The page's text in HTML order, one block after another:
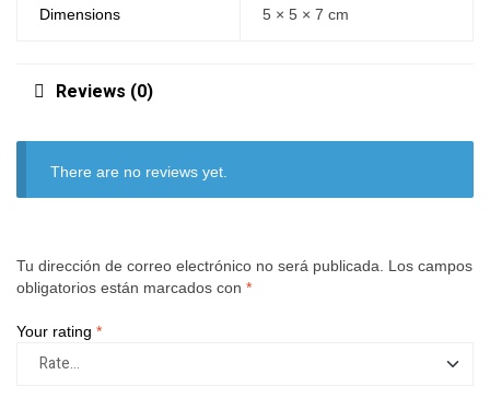
Dimensions 5 × 5 × 7 cm
Reviews (0)
There are no reviews yet.
Tu dirección de correo electrónico no será publicada.
Los campos
obligatorios están marcados con *
Your rating *